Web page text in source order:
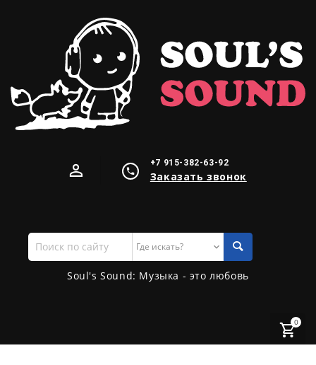
+7 915-382-63-92
Заказать звонок
Поиск
по
сайту
Soul's Sound: Музыка - это любовь
0